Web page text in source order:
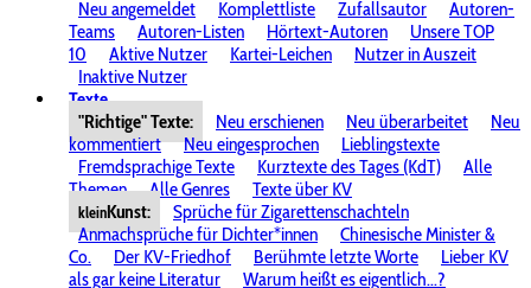
Neu angemeldet
Komplettliste Zufallsautor
Autoren-
Teams
Autoren-Listen Hörtext-Autoren
Unsere TOP
10
Aktive Nutzer Kartei-Leichen
Nutzer in Auszeit
Inaktive Nutzer
Texte
"Richtige" Texte:
Neu erschienen Neu überarbeitet
Neu
kommentiert
Neu eingesprochen
Lieblingstexte
Fremdsprachige Texte
Kurztexte des Tages (KdT)
Alle
Themen
Alle Genres Texte über KV
kleinKunst:
Sprüche für Zigarettenschachteln
Anmachsprüche für Dichter*innen
Chinesische Minister &
Co.
Der KV-Friedhof Berühmte letzte Worte
Lieber KV
als gar keine Literatur
Warum heißt es eigentlich...?